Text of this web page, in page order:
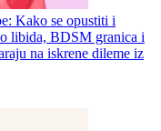
Kako se opustiti i
libida, BDSM granica i
na iskrene dileme iz